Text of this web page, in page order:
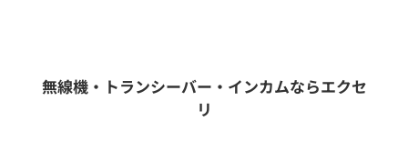
フリーワード入力(製品名等)
無線機・トランシーバー・インカムならエクセ
リ